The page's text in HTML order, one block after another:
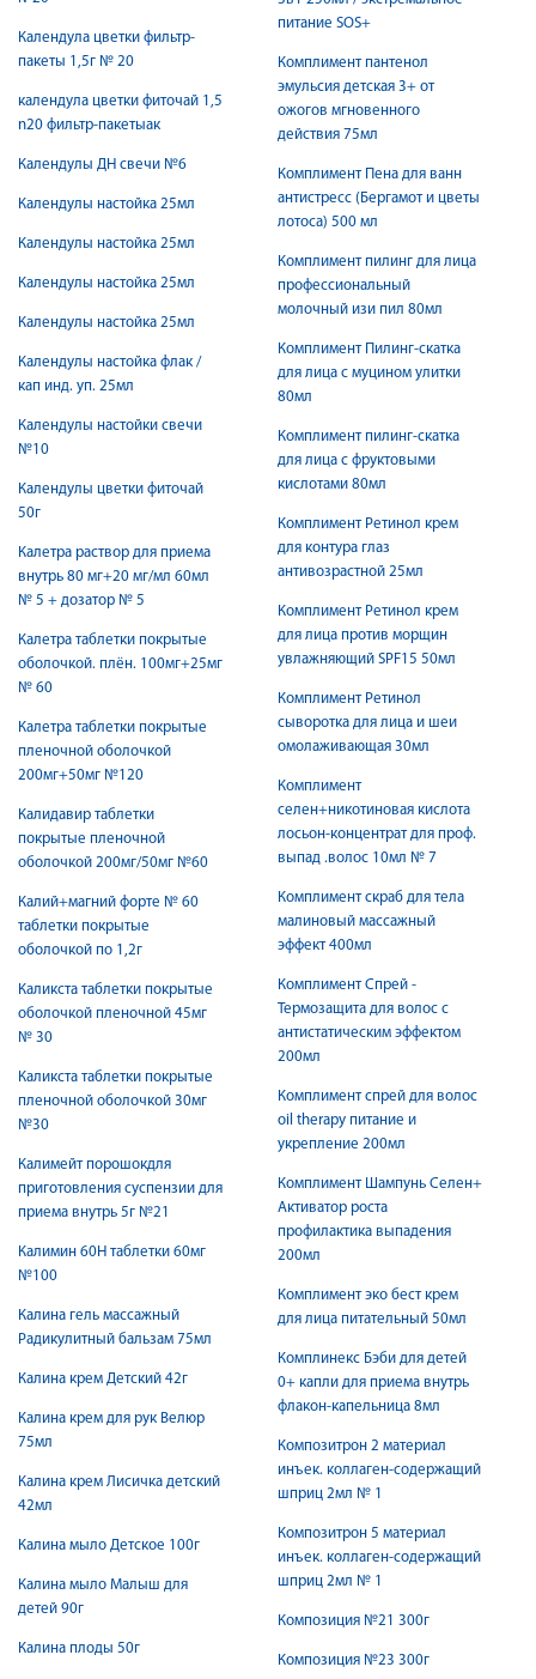
Календула цветки фильтр-
пакеты 1,5г № 20
календула цветки фиточай 1,5
n20 фильтр-пакетыак
Календулы ДН свечи №6
Календулы настойка 25мл
Календулы настойка 25мл
Календулы настойка 25мл
Календулы настойка 25мл
Календулы настойка флак /
кап инд. уп. 25мл
Календулы настойки свечи
№10
Календулы цветки фиточай
50г
Калетра раствор для приема
внутрь 80 мг+20 мг/мл 60мл
№ 5 + дозатор № 5
Калетра таблетки покрытые
оболочкой. плён. 100мг+25мг
№ 60
Калетра таблетки покрытые
пленочной оболочкой
200мг+50мг №120
Калидавир таблетки
покрытые пленочной
оболочкой 200мг/50мг №60
Калий+магний форте № 60
таблетки покрытые
оболочкой по 1,2г
Каликста таблетки покрытые
оболочкой пленочной 45мг
№ 30
Каликста таблетки покрытые
пленочной оболочкой 30мг
№30
Калимейт порошокдля
приготовления суспензии для
приема внутрь 5г №21
Калимин 60Н таблетки 60мг
№100
Калина гель массажный
Радикулитный бальзам 75мл
Калина крем Детский 42г
Калина крем для рук Велюр
75мл
Калина крем Лисичка детский
42мл
Калина мыло Детское 100г
Калина мыло Малыш для
детей 90г
Калина плоды 50г
питание SOS+
Комплимент пантенол
эмульсия детская 3+ от
ожогов мгновенного
действия 75мл
Комплимент Пена для ванн
антистресс (Бергамот и цветы
лотоса) 500 мл
Комплимент пилинг для лица
профессиональный
молочный изи пил 80мл
Комплимент Пилинг-скатка
для лица с муцином улитки
80мл
Комплимент пилинг-скатка
для лица с фруктовыми
кислотами 80мл
Комплимент Ретинол крем
для контура глаз
антивозрастной 25мл
Комплимент Ретинол крем
для лица против морщин
увлажняющий SPF15 50мл
Комплимент Ретинол
сыворотка для лица и шеи
омолаживающая 30мл
Комплимент
селен+никотиновая кислота
лосьон-концентрат для проф.
выпад .волос 10мл № 7
Комплимент скраб для тела
малиновый массажный
эффект 400мл
Комплимент Спрей -
Термозащита для волос с
антистатическим эффектом
200мл
Комплимент спрей для волос
oil therapy питание и
укрепление 200мл
Комплимент Шампунь Селен+
Активатор роста
профилактика выпадения
200мл
Комплимент эко бест крем
для лица питательный 50мл
Комплинекс Бэби для детей
0+ капли для приема внутрь
флакон-капельница 8мл
Композитрон 2 материал
инъек. коллаген-содержащий
шприц 2мл № 1
Композитрон 5 материал
инъек. коллаген-содержащий
шприц 2мл № 1
Композиция №21 300г
Композиция №23 300г